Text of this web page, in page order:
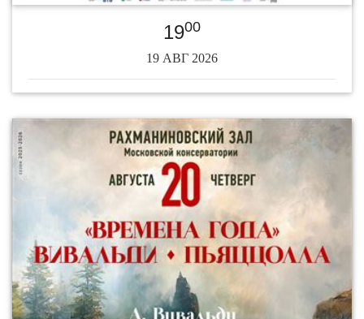
1900
19 АВГ 2026